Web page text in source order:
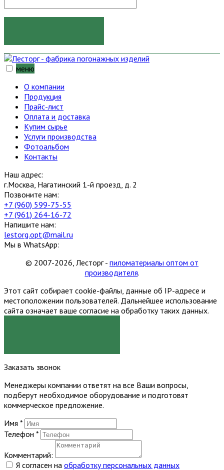
меню
О компании
Продукция
Прайс-лист
Оплата и доставка
Купим сырье
Услуги производства
Фотоальбом
Контакты
Наш адрес:
г.Москва, Нагатинский 1-й проезд, д. 2
Позвоните нам:
+7 (960) 599-75-55
+7 (961) 264-16-72
Напишите нам:
lestorg.opt@mail.ru
Мы в WhatsApp:
© 2007-2026, Лесторг - пиломатериалы оптом от
производителя.
Этот сайт собирает cookie-файлы, данные об IP-адресе и
местоположении пользователей. Дальнейшее использование
сайта означает ваше согласие на обработку таких данных.
Заказать звонок
Менеджеры компании ответят на все Ваши вопросы,
подберут необходимое оборудование и подготовят
коммерческое предложение.
Имя *
Телефон *
Комментарий:
Я согласен на обработку персональных данных